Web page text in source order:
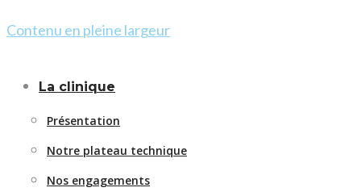
Contenu en pleine largeur
La clinique
Présentation
Notre plateau technique
Nos engagements